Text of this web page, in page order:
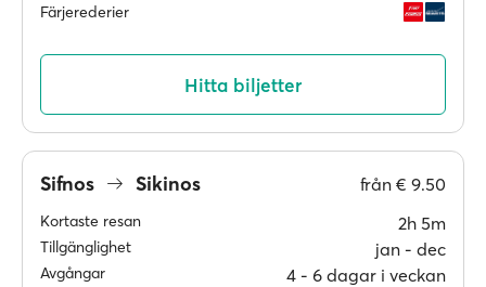
Färjerederier
Hitta biljetter
Sifnos Sikinos från € 9.50
Kortaste resan 2h 5m
Tillgänglighet jan ‐ dec
Avgångar 4 ‐ 6 dagar i veckan